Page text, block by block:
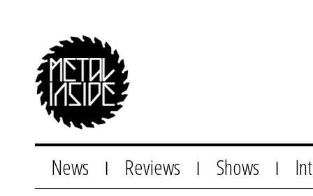
News Reviews Shows